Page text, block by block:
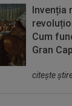
Invenția
Cum
Gran
citeşte